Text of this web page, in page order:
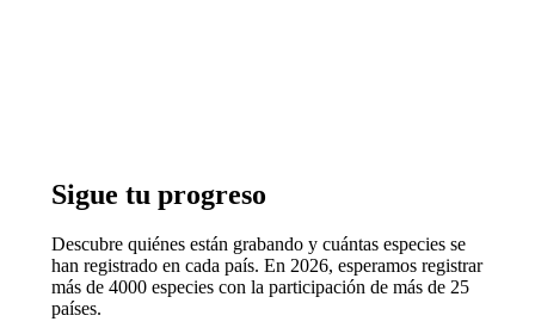
Sigue tu progreso
Descubre quiénes están grabando y cuántas especies se
han registrado en cada país. En 2026, esperamos registrar
más de 4000 especies con la participación de más de 25
países.